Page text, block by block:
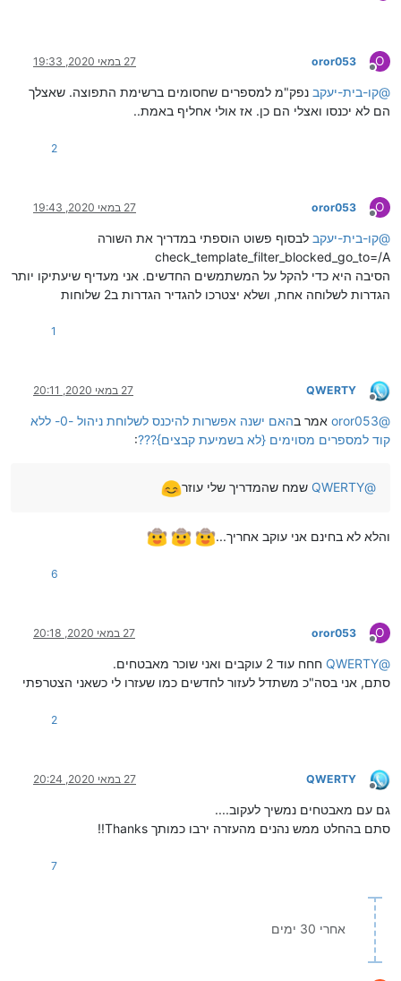
O
מנותק
oror053 27 במאי 2020, 19:33
@קו-בית-יעקב נפק"מ למספרים שחסומים ברשימת התפוצה. שאצלך
הם לא יכנסו ואצלי הם כן. אז אולי אחליף באמת..
2
O
מנותק
oror053 27 במאי 2020, 19:43
@קו-בית-יעקב לבסוף פשוט הוספתי במדריך את השורה
check_template_filter_blocked_go_to=/A
הסיבה היא כדי להקל על המשתמשים החדשים. אני מעדיף שיעתיקו יותר
הגדרות לשלוחה אחת, ושלא יצטרכו להגדיר הגדרות ב2 שלוחות
1
מנותק
QWERTY 27 במאי 2020, 20:11
@
oror053 אמר ב
האם ישנה אפשרות להיכנס לשלוחת ניהול -0- ללא
קוד למספרים מסוימים {לא בשמיעת קבצים}???:
@
QWERTY שמח שהמדריך שלי עוזר
והלא לא בחינם אני עוקב אחריך...
6
O
מנותק
oror053 27 במאי 2020, 20:18
@
QWERTY חחח עוד 2 עוקבים ואני שוכר מאבטחים.
סתם, אני בסה"כ משתדל לעזור לחדשים כמו שעזרו לי כשאני הצטרפתי
2
מנותק
QWERTY 27 במאי 2020, 20:24
גם עם מאבטחים נמשיך לעקוב....
סתם בהחלט ממש נהנים מהעזרה ירבו כמותך Thanks!!
7
אחרי 30 ימים